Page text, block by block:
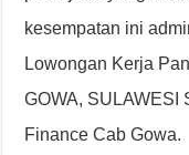
kesempatan ini
Lowongan Kerja
GOWA, SULAWESI
Finance Cab Gowa.